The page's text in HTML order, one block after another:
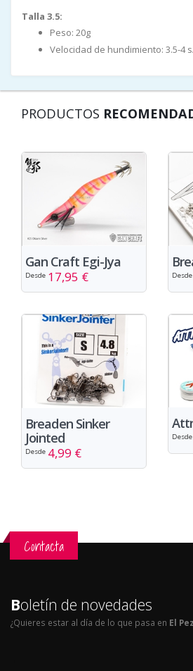
Talla 3.5:
Peso: 20g
Velocidad de hundimiento: 3.5-4
PRODUCTOS
Gan Craft Egi-Jya
Desde 17,95 € Desde
Breaden Sinker
Jointed
Desde 4,99 €
Desde
Contacta
Boletín de novedades
¿Quieres estar al día de lo que pasa en El